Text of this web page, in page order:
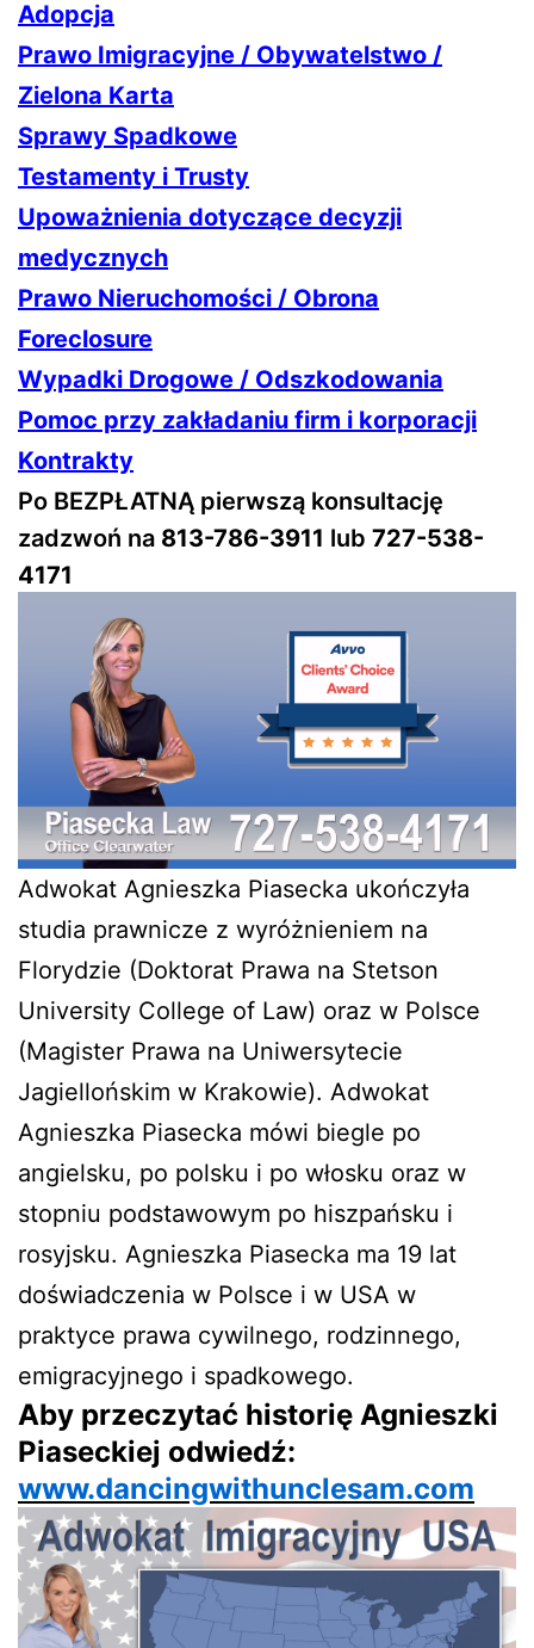
Adopcja
Prawo Imigracyjne / Obywatelstwo /
Zielona Karta
Sprawy Spadkowe
Testamenty i Trusty
Upoważnienia dotyczące decyzji
medycznych
Prawo Nieruchomości / Obrona
Foreclosure
Wypadki Drogowe / Odszkodowania
Pomoc przy zakładaniu firm i korporacji
Kontrakty
Po BEZPŁATNĄ pierwszą konsultację
zadzwoń na 813-786-3911 lub 727-538-
4171
Adwokat Agnieszka Piasecka ukończyła
studia prawnicze z wyróżnieniem na
Florydzie (Doktorat Prawa na Stetson
University College of Law) oraz w Polsce
(Magister Prawa na Uniwersytecie
Jagiellońskim w Krakowie). Adwokat
Agnieszka Piasecka mówi biegle po
angielsku, po polsku i po włosku oraz w
stopniu podstawowym po hiszpańsku i
rosyjsku. Agnieszka Piasecka ma 19 lat
doświadczenia w Polsce i w USA w
praktyce prawa cywilnego, rodzinnego,
emigracyjnego i spadkowego.
Aby przeczytać historię Agnieszki
Piaseckiej odwiedź:
www.dancingwithunclesam.com